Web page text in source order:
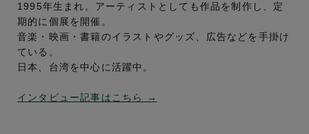
1995年生まれ。アーティストとしても作品を制作し、定
期的に個展を開催。
音楽・映画・書籍のイラストやグッズ、広告などを手掛け
ている。
日本、台湾を中心に活躍中。
インタビュー記事はこちら →